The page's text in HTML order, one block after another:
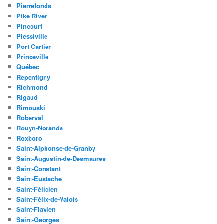
Pierrefonds
Pike River
Pincourt
Plessiville
Port Cartier
Princeville
Québec
Repentigny
Richmond
Rigaud
Rimouski
Roberval
Rouyn-Noranda
Roxboro
Saint-Alphonse-de-Granby
Saint-Augustin-de-Desmaures
Saint-Constant
Saint-Eustache
Saint-Félicien
Saint-Félix-de-Valois
Saint-Flavien
Saint-Georges